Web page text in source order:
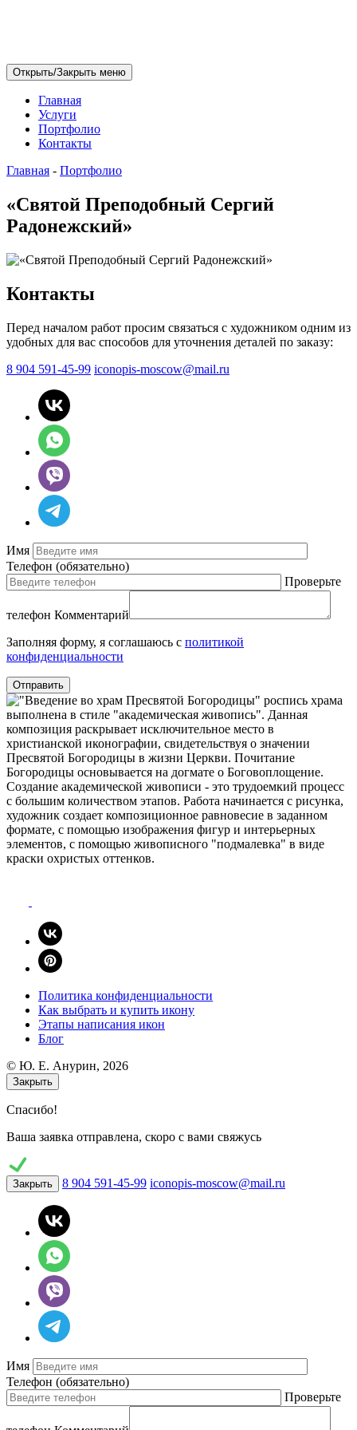
Открыть/Закрыть меню
Главная
Услуги
Портфолио
Контакты
Главная - Портфолио
«Святой Преподобный Сергий
Радонежский»
Контакты
Перед началом работ просим связаться с художником одним из
удобных для вас способов для уточнения деталей по заказу:
8 904 591-45-99 iconopis-moscow@mail.ru
Имя
Телефон (обязательно)
Проверьте
телефон Комментарий
Заполняя форму, я соглашаюсь с политикой
конфиденциальности
Политика конфиденциальности
Как выбрать и купить икону
Этапы написания икон
Блог
© Ю. E. Анурин, 2026
Закрыть
Спасибо!
Ваша заявка отправлена, скоро с вами свяжусь
Закрыть 8 904 591-45-99 iconopis-moscow@mail.ru
Имя
Телефон (обязательно)
Проверьте